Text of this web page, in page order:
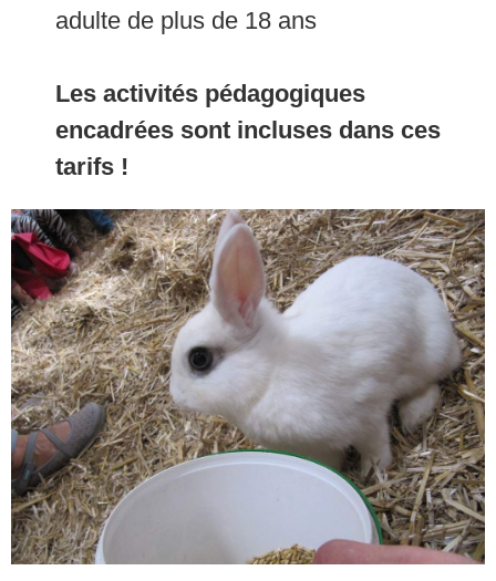
adulte de plus de 18 ans
Les activités pédagogiques
encadrées sont incluses dans ces
tarifs !